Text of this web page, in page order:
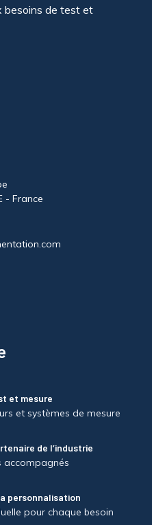
besoins de test et
- France
et mesure
et systèmes de mesure
de l’industrie
accompagnés
personnalisation
pour chaque besoin